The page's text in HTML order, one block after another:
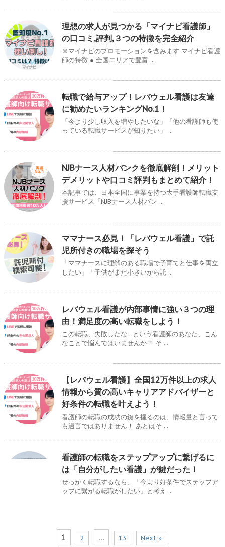
理想の求人が見つかる「マイナビ看護師」
の口コミ,評判,３つの特徴を完全紹介
※マイナビのプロモーションを含みます マイナビ看護
師の特徴 ● 全国エリアで豊富 ...
転職で給与アップ！レバウェル看護は友達
に勧めたいランキングNo.1！
「今より少し収入を増やしたいな」「他の看護師も使
っている転職サービスが知りたい」 ...
NJBナース人材バンクを徹底解剖！メリット
デメリットや口コミ評判もまとめて紹介！
本記事では、日本全国に事業を持つ大手看護師転職支
援サービス「NJBナース人材バン ...
ママナース必見！「レバウェル看護」で託
児所付きの職場を探そう
「ママナースに理解のある職場で子育てと仕事を両立
したい」「子供がまだ小さいから託 ...
レバウェル看護が内部事情に強い３つの理
由！満足度の高い転職をしよう！
この転職、失敗したな…という看護師のあなた、こん
なことで悩んではいませんか？ そ ...
【レバウェル看護】全国12万件以上の求人
情報から質の高いキャリアアドバイザーと
好条件の転職を叶えよう！
看護師の転職の成功の鍵を握るのは、情報量と言って
も過言ではありません！ あとはそ ...
看護師の転職をステップアップに繋げるに
は「自分がしたい看護」が鍵だった！
せっかく転職するなら、「今より好条件でステップア
ップに繋がる転職がしたい」と考え ...
1 2 … 13 Next »